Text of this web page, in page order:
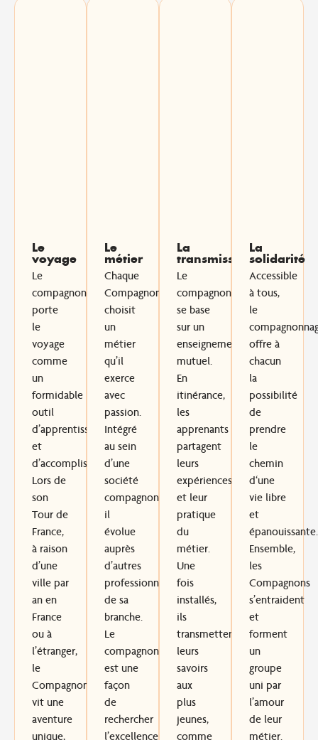
Le
voyage
Le
compagnonnage
porte
le
voyage
comme
un
formidable
outil
d’apprentissage
et
d’accomplissement.
Lors de
son
Tour de
France,
à raison
d’une
ville par
an en
France
ou à
l’étranger,
le
Compagnon
vit une
aventure
unique,
Le
métier
Chaque
Compagnon
choisit
un
métier
qu’il
exerce
avec
passion.
Intégré
au sein
d’une
société
compagnonnique,
il
évolue
auprès
d’autres
professionnels
de sa
branche.
Le
compagnonnage
est une
façon
de
rechercher
l’excellence
La
transmission
Le
compagnonnage
se base
sur un
enseignement
mutuel.
En
itinérance,
les
apprenants
partagent
leurs
expériences
et leur
pratique
du
métier.
Une
fois
installés,
ils
transmettent
leurs
savoirs
aux
plus
jeunes,
comme
La
solidarité
Accessible
à tous,
le
offre à
chacun
la
possibilité
de
prendre
le
chemin
d‘une
vie libre
et
épanouissante.
Ensemble,
les
Compagnons
s’entraident
et
forment
un
groupe
uni par
l’amour
de leur
métier.